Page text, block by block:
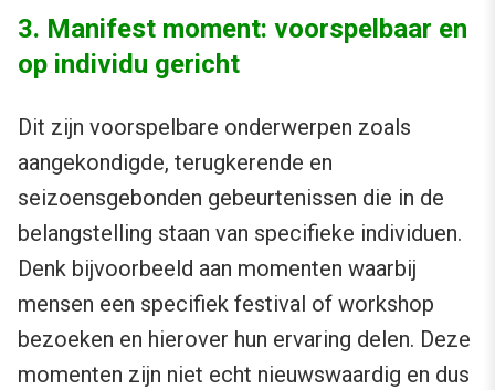
3. Manifest moment: voorspelbaar en
op individu gericht
Dit zijn voorspelbare onderwerpen zoals
aangekondigde, terugkerende en
seizoensgebonden gebeurtenissen die in de
belangstelling staan van specifieke individuen.
Denk bijvoorbeeld aan momenten waarbij
mensen een specifiek festival of workshop
bezoeken en hierover hun ervaring delen. Deze
momenten zijn niet echt nieuwswaardig en dus